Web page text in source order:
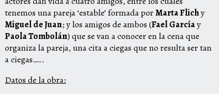
tenemos una pareja ‘estable’ formada porMarta Flichy
Miguel de Juan; y los amigos de ambos (Fael Garcíay
Paola Tombolán) que se van a conocer en la cena que
organiza la pareja, una cita a ciegas que no resulta ser tan
a ciegas…..
Datos de la obra: